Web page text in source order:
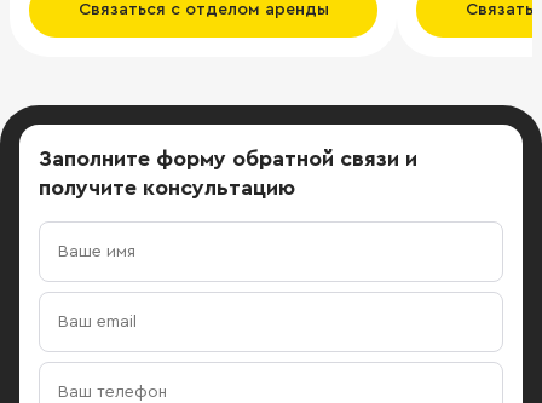
Связаться с отделом аренды
Заполните форму обратной связи и
получите консультацию